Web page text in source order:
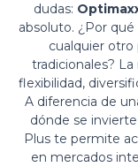
dudas:
absoluto. ¿Por
cualquier otro
tradicionales?
flexibilidad,
A diferencia de
dónde se
Plus te permite
en mercados